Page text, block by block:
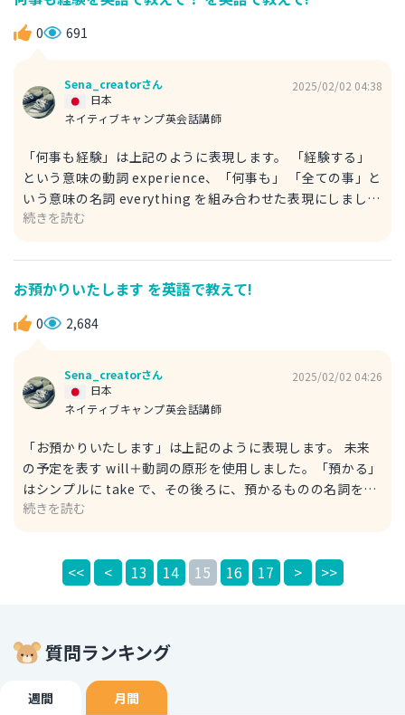
your choice to buy that bag. あなたが、そのバッグを買
うことを選んだんでしょ。 また、your choice は「あなた
う？ B：I like the blue one, but your choice. 私は青い方
が好きだけど、あなた次第だよ。 参考にしてみてくださ
0 691
Sena_creatorさん
ネイティブキャンプ英会話講師
日本
2025/02/02 04:38
「何事も経験」は上記のように表現します。 「経験する」
という意味の動詞 experience、「何事も」 「全ての事」と
いう意味の名詞 everything を組み合わせた表現にしまし
た。 例文 I want you to experience everything. あなたに
してほしい Experiencing everything is good for your
life. 何事も経験することは、人生にとって良いことだ。 ＊
good for〜：〜にとって良い 動詞の experience を ing 形
にして名詞として使用しています。 参考にしてみてくださ
続きを読む
お預かりいたします を英語で教えて!
0 2,684
Sena_creatorさん
ネイティブキャンプ英会話講師
日本
2025/02/02 04:26
「お預かりいたします」は上記のように表現します。 未来
の予定を表す will＋動詞の原形を使用しました。「預かる」
はシンプルに take で、その後ろに、預かるものの名詞を加
えます。直訳で「あなたのために」という意味の for you を
ーツケース、旅行用かばんを表す単語 ＊baggage ＊
leave my baggage. 荷物を預かっていただきたいです。
なっております。 参考にしてみてください。
続きを読む
<< < 13 14 15 16 17 > >>
質問ランキング
週間 月間